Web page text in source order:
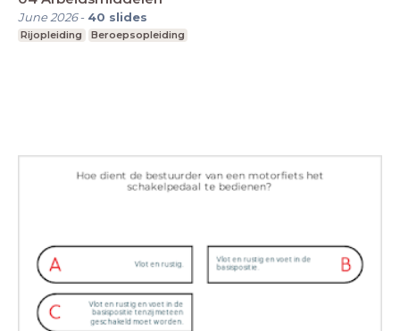
June 2026- 40 slides
Rijopleiding Beroepsopleiding